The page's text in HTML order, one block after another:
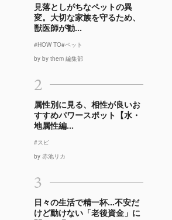
見落としがちなペットの異
変。大切な家族を守るため、
獣医師が勧...
#HOW TO#ペット
by by them 編集部
2
属性別に見る、相性が良いお
すすめパワースポット【水・
地属性編...
#スピ
by 赤池リカ
3
日々の生活で精一杯…不安だ
けど動けない「老後資金」に